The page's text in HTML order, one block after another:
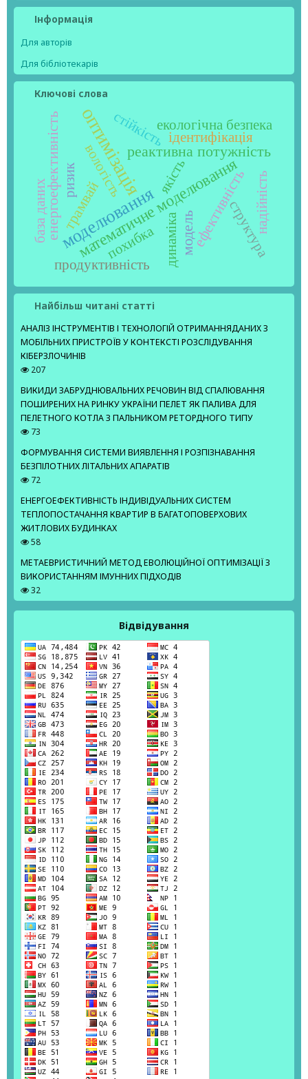
Інформація
Для авторів
Для бібліотекарів
Ключові слова
оптимізація
моделювання
математичне моделювання
реактивна потужність
ефективність
модель
енергоефективністьтрамвай
вологість
ризик
структура
стійкість
якість
екологічна безпека
база даних
ідентифікація
динаміка
надійність
похибка
продуктивність
Найбільш читані статті
АНАЛІЗ ІНСТРУМЕНТІВ І ТЕХНОЛОГІЙ ОТРИМАННЯДАНИХ З
МОБІЛЬНИХ ПРИСТРОЇВ У КОНТЕКСТІ РОЗСЛІДУВАННЯ
КІБЕРЗЛОЧИНІВ
207
ВИКИДИ ЗАБРУДНЮВАЛЬНИХ РЕЧОВИН ВІД СПАЛЮВАННЯ
ПОШИРЕНИХ НА РИНКУ УКРАЇНИ ПЕЛЕТ ЯК ПАЛИВА ДЛЯ
ПЕЛЕТНОГО КОТЛА З ПАЛЬНИКОМ РЕТОРДНОГО ТИПУ
73
ФОРМУВАННЯ СИСТЕМИ ВИЯВЛЕННЯ І РОЗПІЗНАВАННЯ
БЕЗПІЛОТНИХ ЛІТАЛЬНИХ АПАРАТІВ
72
ЕНЕРГОЕФЕКТИВНІСТЬ ІНДИВІДУАЛЬНИХ СИСТЕМ
ТЕПЛОПОСТАЧАННЯ КВАРТИР В БАГАТОПОВЕРХОВИХ
ЖИТЛОВИХ БУДИНКАХ
58
МЕТАЕВРИСТИЧНИЙ МЕТОД ЕВОЛЮЦІЙНОЇ ОПТИМІЗАЦІЇ З
ВИКОРИСТАННЯМ ІМУННИХ ПІДХОДІВ
32
Відвідування